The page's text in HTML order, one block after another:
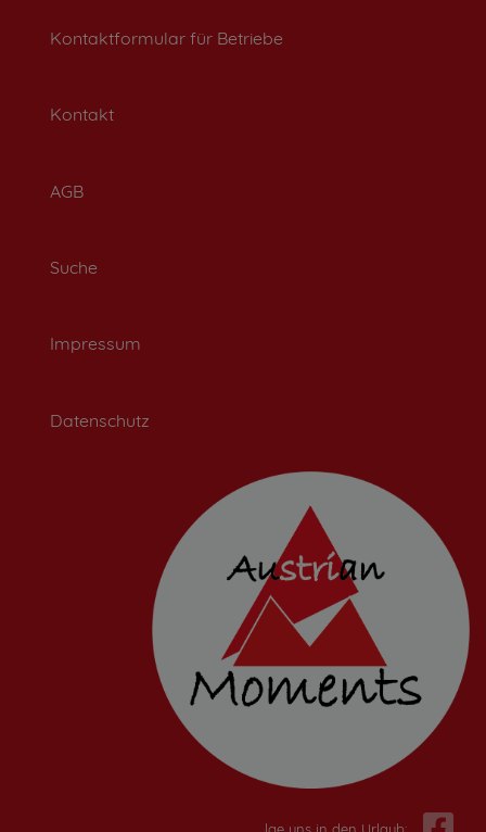
Kontaktformular für Betriebe
Kontakt
AGB
Suche
Impressum
Datenschutz